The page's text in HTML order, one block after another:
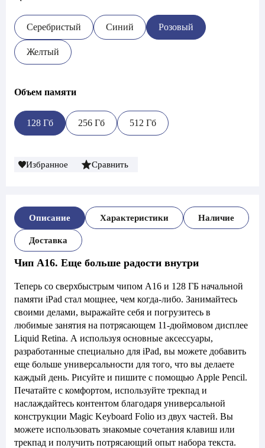
Серебристый Синий Розовый
Желтый
Объем памяти
128 Гб 256 Гб 512 Гб
Избранное Сравнить
Описание Характеристики Наличие
Доставка
Чип A16. Еще больше радости внутри
Теперь со сверхбыстрым чипом A16 и 128 ГБ начальной
памяти iPad стал мощнее, чем когда-либо. Занимайтесь
своими делами, выражайте себя и погрузитесь в
любимые занятия на потрясающем 11-дюймовом дисплее
Liquid Retina. А используя основные аксессуары,
разработанные специально для iPad, вы можете добавить
еще больше универсальности для того, что вы делаете
каждый день. Рисуйте и пишите с помощью Apple Pencil.
Печатайте с комфортом, используйте трекпад и
наслаждайтесь контентом благодаря универсальной
конструкции Magic Keyboard Folio из двух частей. Вы
можете использовать знакомые сочетания клавиш или
трекпад и получить потрясающий опыт набора текста.